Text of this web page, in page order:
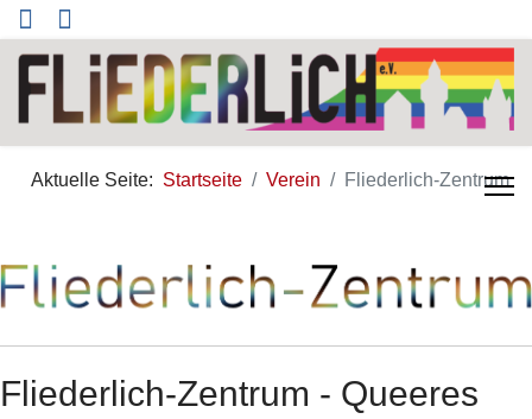
Aktuelle Seite: Startseite Verein Fliederlich-Zentrum
Fliederlich-Zentrum - Queeres